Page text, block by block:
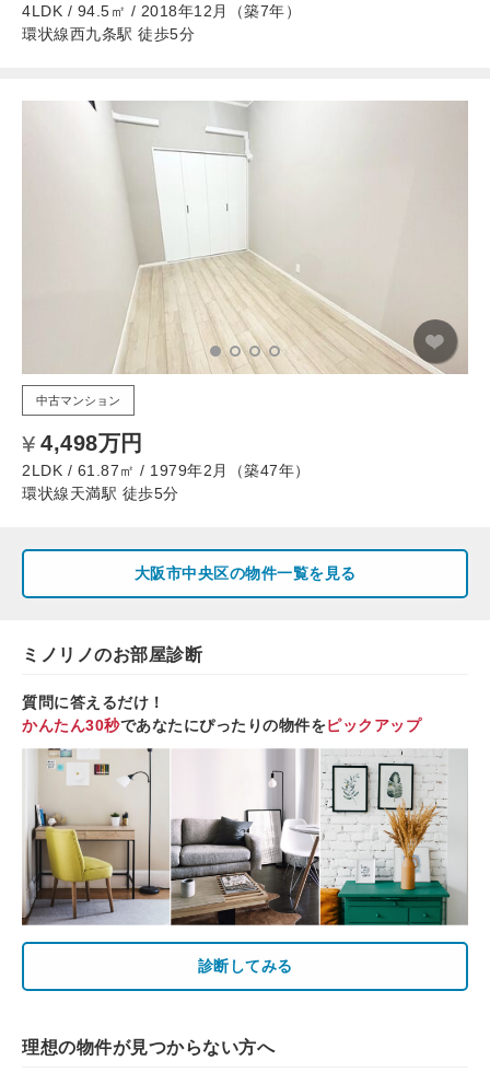
4LDK / 94.5㎡ / 2018年12月（築7年）
環状線西九条駅 徒歩5分
中古マンション
4,498万円
2LDK / 61.87㎡ / 1979年2月（築47年）
環状線天満駅 徒歩5分
大阪市中央区の物件一覧を見る
ミノリノのお部屋診断
質問に答えるだけ！
かんたん30秒であなたにぴったりの物件をピックアップ
診断してみる
理想の物件が見つからない方へ